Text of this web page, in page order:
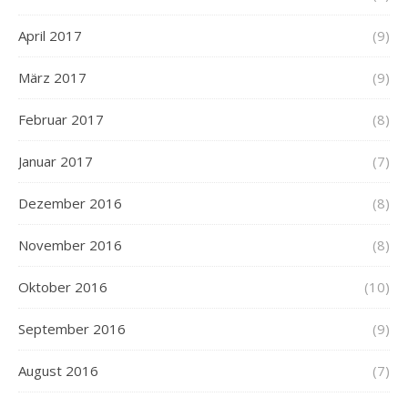
April 2017 (9)
März 2017 (9)
Februar 2017 (8)
Januar 2017 (7)
Dezember 2016 (8)
November 2016 (8)
Oktober 2016 (10)
September 2016 (9)
August 2016 (7)